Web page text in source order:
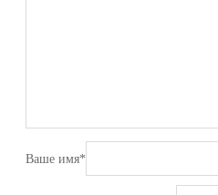
Ваше имя*